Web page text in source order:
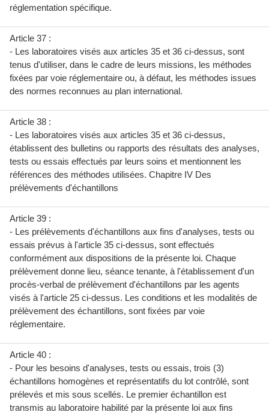
réglementation spécifique.
Article 37 :
- Les laboratoires visés aux articles 35 et 36 ci-dessus, sont
tenus d'utiliser, dans le cadre de leurs missions, les méthodes
fixées par voie réglementaire ou, à défaut, les méthodes issues
des normes reconnues au plan international.
Article 38 :
- Les laboratoires visés aux articles 35 et 36 ci-dessus,
établissent des bulletins ou rapports des résultats des analyses,
tests ou essais effectués par leurs soins et mentionnent les
références des méthodes utilisées. Chapitre IV Des
prélèvements d'échantillons
Article 39 :
- Les prélèvements d'échantillons aux fins d'analyses, tests ou
essais prévus à l'article 35 ci-dessus, sont effectués
conformément aux dispositions de la présente loi. Chaque
prélèvement donne lieu, séance tenante, à l'établissement d'un
procès-verbal de prélèvement d'échantillons par les agents
visés à l'article 25 ci-dessus. Les conditions et les modalités de
prélèvement des échantillons, sont fixées par voie
réglementaire.
Article 40 :
- Pour les besoins d'analyses, tests ou essais, trois (3)
échantillons homogènes et représentatifs du lot contrôlé, sont
prélevés et mis sous scellés. Le premier échantillon est
transmis au laboratoire habilité par la présente loi aux fins